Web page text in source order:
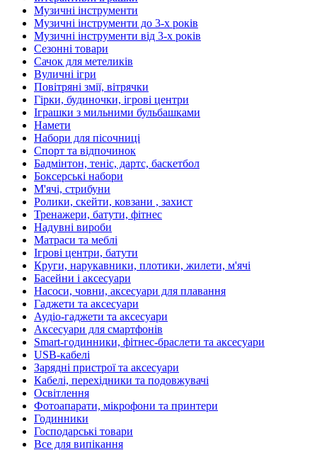
Музичні інструменти
Музичні інструменти до 3-х років
Музичні інструменти від 3-х років
Сезонні товари
Сачок для метеликів
Вуличні ігри
Повітряні змії, вітрячки
Гірки, будиночки, ігрові центри
Іграшки з мильними бульбашками
Намети
Набори для пісочниці
Спорт та відпочинок
Бадмінтон, теніс, дартс, баскетбол
Боксерські набори
М'ячі, стрибуни
Ролики, скейти, ковзани , захист
Тренажери, батути, фітнес
Надувні вироби
Матраси та меблі
Ігрові центри, батути
Круги, нарукавники, плотики, жилети, м'ячі
Басейни і аксесуари
Насоси, човни, аксесуари для плавання
Гаджети та аксесуари
Аудіо-гаджети та аксесуари
Аксесуари для смартфонів
Smart-годинники, фітнес-браслети та аксесуари
USB-кабелі
Зарядні пристрої та аксесуари
Кабелі, перехідники та подовжувачі
Освітлення
Фотоапарати, мікрофони та принтери
Годинники
Господарські товари
Все для випікання